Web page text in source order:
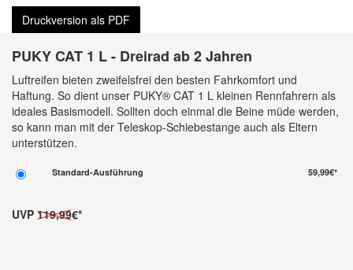
Druckversion als PDF
PUKY CAT 1 L - Dreirad ab 2 Jahren
Luftreifen bieten zweifelsfrei den besten Fahrkomfort und
Haftung. So dient unser PUKY® CAT 1 L kleinen Rennfahrern als
ideales Basismodell. Sollten doch einmal die Beine müde werden,
so kann man mit der Teleskop-Schiebestange auch als Eltern
unterstützen.
Standard-Ausführung 59,99€*
UVP 119,99€*